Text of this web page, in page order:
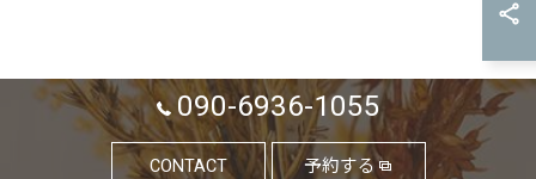
090-6936-1055
CONTACT 予約する